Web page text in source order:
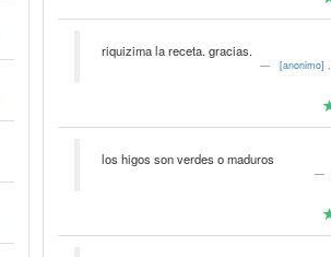
riquizima la receta. gracias.
[anonimo],
los higos son verdes o maduros